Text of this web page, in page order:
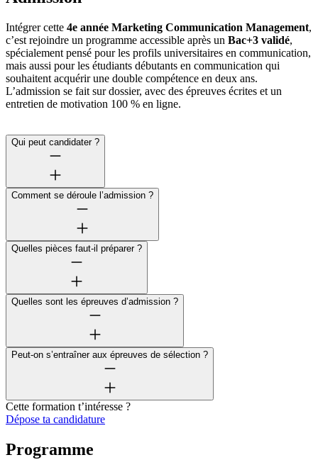
Intégrer cette 4e année Marketing Communication Management,
c’est rejoindre un programme accessible après un Bac+3 validé,
spécialement pensé pour les profils universitaires en communication,
mais aussi pour les étudiants débutants en communication qui
souhaitent acquérir une double compétence en deux ans.
L’admission se fait sur dossier, avec des épreuves écrites et un
entretien de motivation 100 % en ligne.
Qui peut candidater ?
Comment se déroule l’admission ?
Quelles pièces faut-il préparer ?
Quelles sont les épreuves d’admission ?
Peut-on s’entraîner aux épreuves de sélection ?
Cette formation t’intéresse ?
Dépose ta candidature
Programme